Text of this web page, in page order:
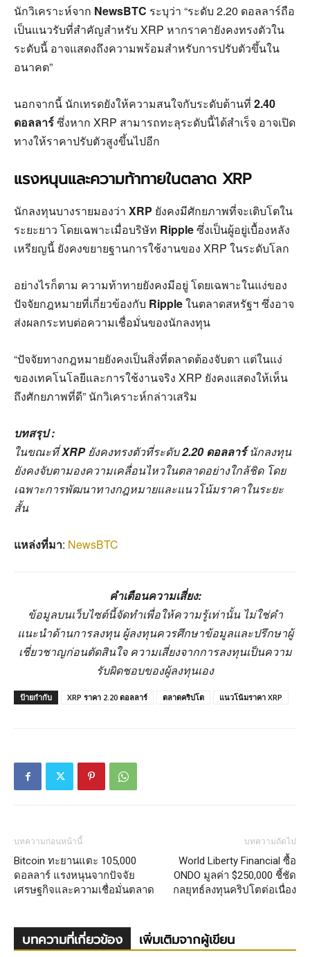
นักวิเคราะห์จาก NewsBTC ระบุว่า “ระดับ 2.20 ดอลลาร์ถือ
เป็นแนวรับที่สำคัญสำหรับ XRP หากราคายังคงทรงตัวใน
ระดับนี้ อาจแสดงถึงความพร้อมสำหรับการปรับตัวขึ้นใน
อนาคต”
นอกจากนี้ นักเทรดยังให้ความสนใจกับระดับต้านที่ 2.40
ดอลลาร์ซึ่งหาก XRP สามารถทะลุระดับนี้ได้สำเร็จ อาจเปิด
ทางให้ราคาปรับตัวสูงขึ้นไปอีก
แรงหนุนและความท้าทายในตลาด XRP
นักลงทุนบางรายมองว่า XRP ยังคงมีศักยภาพที่จะเติบโตใน
ระยะยาว โดยเฉพาะเมื่อบริษัท Rippleซึ่งเป็นผู้อยู่เบื้องหลัง
เหรียญนี้ ยังคงขยายฐานการใช้งานของ XRP ในระดับโลก
อย่างไรก็ตาม ความท้าทายยังคงมีอยู่ โดยเฉพาะในแง่ของ
ปัจจัยกฎหมายที่เกี่ยวข้องกับ Rippleในตลาดสหรัฐฯ ซึ่งอาจ
ส่งผลกระทบต่อความเชื่อมั่นของนักลงทุน
“ปัจจัยทางกฎหมายยังคงเป็นสิ่งที่ตลาดต้องจับตา แต่ในแง่
ของเทคโนโลยีและการใช้งานจริง XRP ยังคงแสดงให้เห็น
ถึงศักยภาพที่ดี” นักวิเคราะห์กล่าวเสริม
บทสรุป :
ในขณะที่XRPยังคงทรงตัวที่ระดับ2.20 ดอลลาร์นักลงทุน
ยังคงจับตามองความเคลื่อนไหวในตลาดอย่างใกล้ชิด โดย
เฉพาะการพัฒนาทางกฎหมายและแนวโน้มราคาในระยะ
สั้น
แหล่งที่มา: NewsBTC
คำเตือนความเสี่ยง:
ข้อมูลบนเว็บไซต์นี้จัดทำเพื่อให้ความรู้เท่านั้น ไม่ใช่คำ
แนะนำด้านการลงทุน ผู้ลงทุนควรศึกษาข้อมูลและปรึกษาผู้
เชี่ยวชาญก่อนตัดสินใจ ความเสี่ยงจากการลงทุนเป็นความ
รับผิดชอบของผู้ลงทุนเอง
ป้ายกำกับ XRP ราคา 2.20 ดอลลาร์ ตลาดคริปโต แนวโน้มราคา XRP
บทความก่อนหน้านี้
Bitcoin ทะยานแตะ 105,000
ดอลลาร์ แรงหนุนจากปัจจัย
เศรษฐกิจและความเชื่อมั่นตลาด
บทความถัดไป
World Liberty Financial ซื้อ
ONDO มูลค่า $250,000 ชี้ชัด
กลยุทธ์ลงทุนคริปโตต่อเนื่อง
บทความที่เกี่ยวข้อง เพิ่มเติมจากผู้เขียน